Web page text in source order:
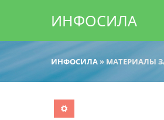
ИНФОСИЛА
ИНФОСИЛА» МАТЕРИАЛЫ